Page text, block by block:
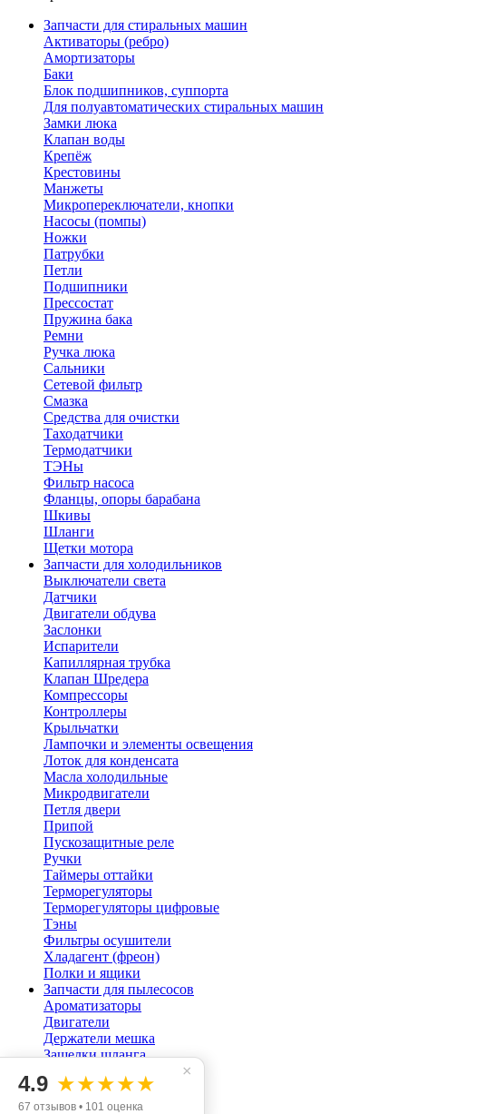
Запчасти для стиральных машин
Активаторы (ребро)
Амортизаторы
Баки
Блок подшипников, суппорта
Для полуавтоматических стиральных машин
Замки люка
Клапан воды
Крепёж
Крестовины
Манжеты
Микропереключатели, кнопки
Насосы (помпы)
Ножки
Патрубки
Петли
Подшипники
Прессостат
Пружина бака
Ремни
Ручка люка
Сальники
Сетевой фильтр
Смазка
Средства для очистки
Таходатчики
Термодатчики
ТЭНы
Фильтр насоса
Фланцы, опоры барабана
Шкивы
Шланги
Щетки мотора
Запчасти для холодильников
Выключатели света
Датчики
Двигатели обдува
Заслонки
Испарители
Капиллярная трубка
Клапан Шредера
Компрессоры
Контроллеры
Крыльчатки
Лампочки и элементы освещения
Лоток для конденсата
Масла холодильные
Микродвигатели
Петля двери
Припой
Пускозащитные реле
Ручки
Таймеры оттайки
Терморегуляторы
Терморегуляторы цифровые
Тэны
Фильтры осушители
Хладагент (фреон)
Полки и ящики
Запчасти для пылесосов
Ароматизаторы
Двигатели
Держатели мешка
Защелки шланга
Мешок пылесоса
Помпы
×
4.9 ★★★★★
67 отзывов • 101 оценка